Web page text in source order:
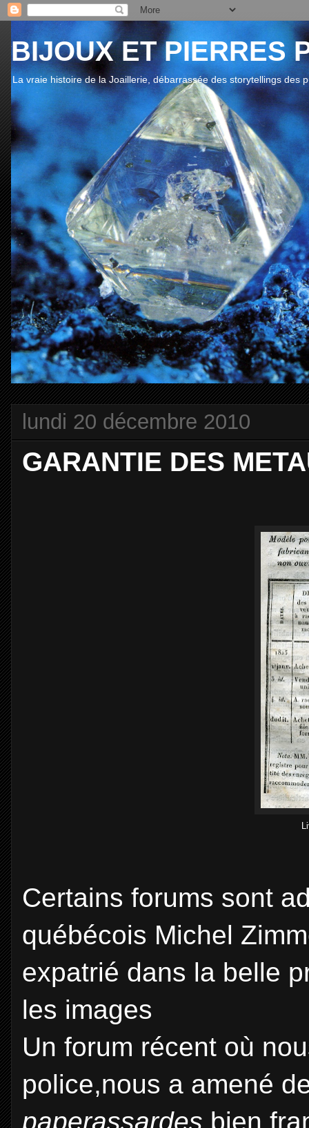
BIJOUX ET PIERRES
La vraie histoire de la Joaillerie, débarrassée des storytellings des
lundi 20 décembre 2010
GARANTIE DES
Certains forums sont
québécois Michel
expatrié dans la belle
les images
Un forum récent où
police,nous a amené
paperassardes bien